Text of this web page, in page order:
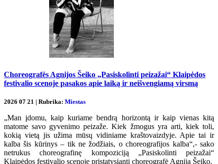
Choreografės Agnijos Šeiko „Pasiskolinti peizažai“ Klaipėdos
festivalio scenoje pasakos apie laiką ir neišvengiamą virsmą
2026 07 21 | Rubrika: Miestas
„Man įdomu, kaip kuriame bendrą horizontą ir kaip vienas kitą
matome savo gyvenimo peizaže. Kiek žmogus yra arti, kiek toli,
kokią vietą jis užima mūsų vidiniame kraštovaizdyje. Apie tai ir
kalba šis kūrinys – tik ne žodžiais, o choreografijos kalba“,- sako
netrukus choreografinę kompoziciją „Pasiskolinti peizažai“
Klaipėdos festivalio scenoje pristatysianti choreografė Agnija Šeiko.